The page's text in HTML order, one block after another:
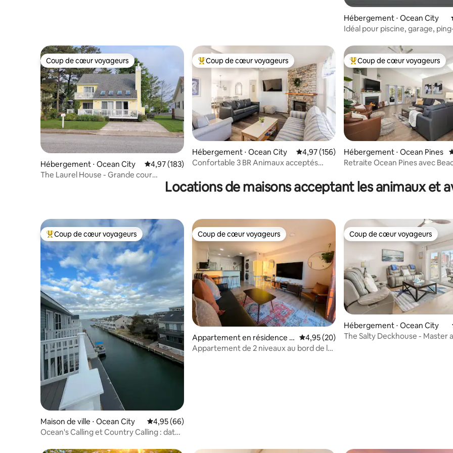
Hébergement ⋅ Ocean City
Idéal pour piscine, garage,
Coup de cœur voyageurs
Coup de cœur voyageurs
Hébergement ⋅ Ocean City Évaluation moyenne sur la base de 183 commentaires : 4,97 sur 5
4,97 (183)
The Laurel House - Grande cour
Coups de cœur voyageurs les plus appréciés
Coup de cœur voyageurs
Hébergement ⋅ Ocean City Évaluation moyenne sur la base de 156
4,97 (156)
Confortable 3 BR Animaux acceptés
Coups de cœur voyageurs les
Coup de cœur voyageurs
Hébergement ⋅ Ocean Pines
Retraite Ocean Pines avec
Locations de maisons acceptant les animaux et
Coups de cœur voyageurs les plus appréciés
Coup de cœur voyageurs
Maison de ville ⋅ Ocean City Évaluation moyenne sur la base de 66 commentaires : 4,95 sur 5
4,95 (66)
Ocean's Calling et Country Calling : dates
Coup de cœur voyageurs
Coup de cœur voyageurs
Appartement en résidence ⋅
Ocean City
Évaluation moyenne sur la base de 20
4,95 (20)
Appartement de 2 niveaux au bord de la
Coup de cœur voyageurs
Coup de cœur voyageurs
Hébergement ⋅ Ocean City
The Salty Deckhouse - Master